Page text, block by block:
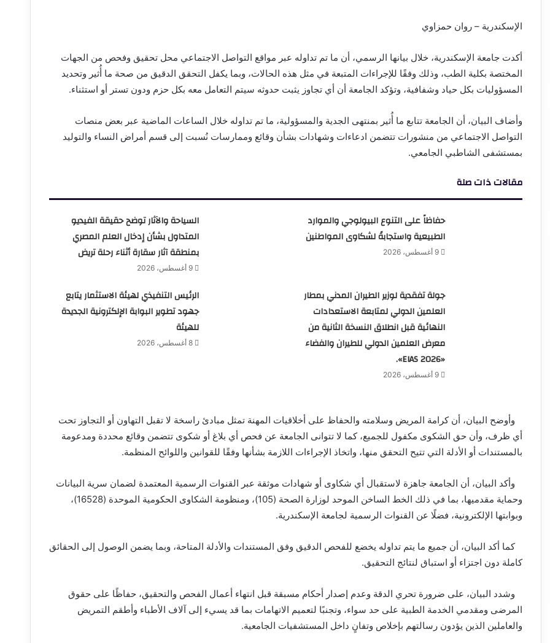
الإسكندرية – روان حمزاوي
أكدت جامعة الإسكندرية، خلال بيانها الرسمي، أن ما تم تداوله عبر مواقع التواصل الاجتماعي محل تحقيق وفحص من الجهات
المختصة بكلية الطب، وذلك وفقًا للإجراءات المتبعة في مثل هذه الحالات، وبما يكفل التحقق الدقيق من صحة ما أُثير وتحديد
المسؤوليات بكل حياد وشفافية، وتؤكد الجامعة أن أي تجاوز يثبت حدوثه سيتم التعامل معه بكل حزم ودون تستر أو استثناء.
وأضاف البيان، أن الجامعة تتابع ما أُثير بمنتهى الجدية والمسؤولية، ما تم تداوله خلال الساعات الماضية عبر بعض منصات
التواصل الاجتماعي من منشورات تتضمن ادعاءات وشهادات بشأن وقائع وممارسات نُسبت إلى قسم أمراض النساء والتوليد
بمستشفى الشاطبي الجامعي.
مقالات ذات صلة
حفاظاً على التنوع البيولوجي والموارد
الطبيعية واستجابةً لشكاوى المواطنين
9 أغسطس، 2026
السياحة والآثار توضح حقيقة الفيديو
المتداول بشأن إدخال العلم المصري
بمنطقة آثار سقارة أثناء رحلة تريض
9 أغسطس، 2026
جولة تفقدية لوزير الطيران المدني بمطار
العلمين الدولي لمتابعة الاستعدادات
النهائية قبل انطلاق النسخة الثانية من
معرض العلمين الدولي للطيران والفضاء
«EIAS 2026».
9 أغسطس، 2026
الرئيس التنفيذي لهيئة الاستثمار يتابع
جهود تطوير البوابة الإلكترونية الجديدة
للهيئة
8 أغسطس، 2026
وأوضح البيان، أن كرامة المريض وسلامته والحفاظ على أخلاقيات المهنة تمثل مبادئ راسخة لا تقبل التهاون أو التجاوز تحت
أي ظرف، وأن حق الشكوى مكفول للجميع، كما لا تتوانى الجامعة عن فحص أي بلاغ أو شكوى تتضمن وقائع محددة ومدعومة
بالمستندات أو الأدلة التي تتيح التحقق منها، واتخاذ الإجراءات اللازمة بشأنها وفقًا للقوانين واللوائح المنظمة.
وأكد البيان، أن الجامعة جاهزة لاستقبال أي شكاوى أو شهادات موثقة عبر القنوات الرسمية المعتمدة لضمان سرية البيانات
وحماية مقدميها، بما في ذلك الخط الساخن الموحد لوزارة الصحة (105)، ومنظومة الشكاوى الحكومية الموحدة (16528)،
وبوابتها الإلكترونية، فضلًا عن القنوات الرسمية لجامعة الإسكندرية.
كما أكد البيان، أن جميع ما يتم تداوله يخضع للفحص الدقيق وفق المستندات والأدلة المتاحة، وبما يضمن الوصول إلى الحقائق
كاملة دون اجتزاء أو استباق لنتائج التحقيق.
وشدد البيان، على ضرورة تحري الدقة وعدم إصدار أحكام مسبقة قبل انتهاء أعمال الفحص والتحقيق، حفاظًا على حقوق
المرضى ومقدمي الخدمة الطبية على حد سواء، وتجنبًا لتعميم الاتهامات بما قد يسيء إلى آلاف الأطباء وأطقم التمريض
والعاملين الذين يؤدون رسالتهم بإخلاص وتفانٍ داخل المستشفيات الجامعية.